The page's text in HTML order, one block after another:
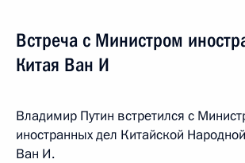
Встреча с Министром
Китая Ван И
Владимир Путин встретился с
иностранных дел Китайской
Ван И.